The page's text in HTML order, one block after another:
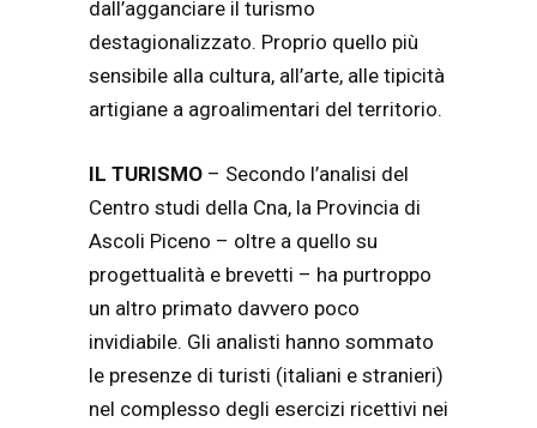
dall’agganciare il turismo
destagionalizzato. Proprio quello più
sensibile alla cultura, all’arte, alle tipicità
artigiane a agroalimentari del territorio.
IL TURISMO – Secondo l’analisi del
Centro studi della Cna, la Provincia di
Ascoli Piceno – oltre a quello su
progettualità e brevetti – ha purtroppo
un altro primato davvero poco
invidiabile. Gli analisti hanno sommato
le presenze di turisti (italiani e stranieri)
nel complesso degli esercizi ricettivi nei